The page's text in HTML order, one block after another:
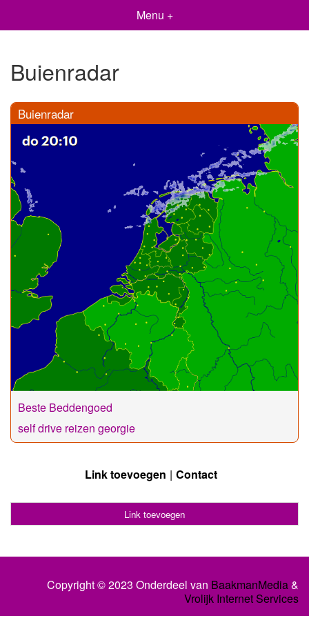
Menu +
Buienradar
Buienradar
Beste Beddengoed
self drive reizen georgie
Link toevoegen Contact
Link toevoegen
Copyright © 2023 Onderdeel van BaakmanMedia&
Vrolijk Internet Services